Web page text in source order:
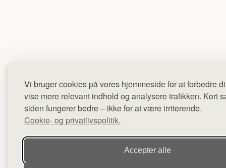
Vi bruger cookies på vores hjemmeside for at forbedre
vise mere relevant indhold og analysere trafikken. Kort
siden fungerer bedre – ikke for at være irriterende.
Cookie- og privatlivspolitik.
Accepter alle